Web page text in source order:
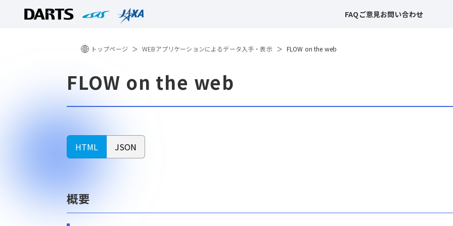
FAQ ご意見お問い合わせ
トップページ WEBアプリケーションによるデータ入手・表示 FLOW on the web
FLOW on the web
HTML JSON
概要